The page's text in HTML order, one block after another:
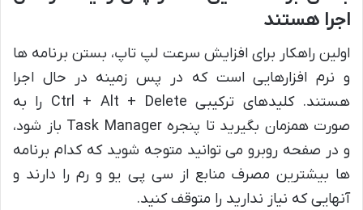
اجرا هستند
اولین راهکار برای افزایش سرعت لپ تاپ، بستن برنامه ها
و نرم افزارهایی است که در پس زمینه در حال اجرا
هستند. کلیدهای ترکیبی Ctrl + Alt + Delete را به
صورت همزمان بگیرید تا پنجره Task Manager باز شود،
و در صفحه روبرو می توانید متوجه شوید که کدام برنامه
ها بیشترین مصرف منابع از سی پی یو و رم را دارند و
آنهایی که نیاز ندارید را متوقف کنید.